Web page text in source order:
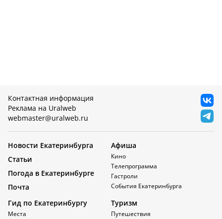
Контактная информация
Реклама на Uralweb
webmaster@uralweb.ru
Новости Екатеринбурга
Статьи
Погода в Екатеринбурге
Почта
Афиша
Кино
Телепрограмма
Гастроли
События Екатеринбурга
Гид по Екатеринбургу
Места
Туризм
Путешествия